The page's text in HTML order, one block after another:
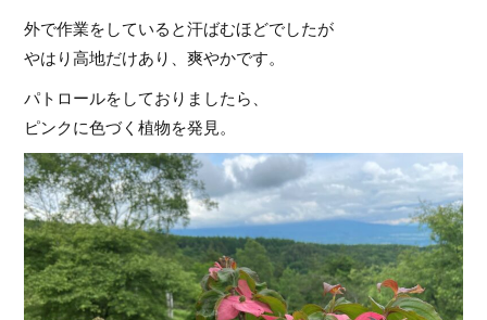
外で作業をしていると汗ばむほどでしたが
やはり高地だけあり、爽やかです。
パトロールをしておりましたら、
ピンクに色づく植物を発見。